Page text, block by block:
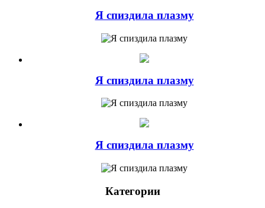
Я спиздила плазму
Я спиздила плазму
Я спиздила плазму
Категории